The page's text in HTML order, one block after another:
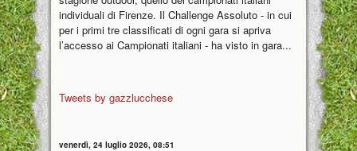
individuali di Firenze. Il Challenge Assoluto - in cui
per i primi tre classificati di ogni gara si apriva
l’accesso ai Campionati italiani - ha visto in gara...
Tweets by gazzlucchese
venerdì, 24 luglio 2026, 08:51